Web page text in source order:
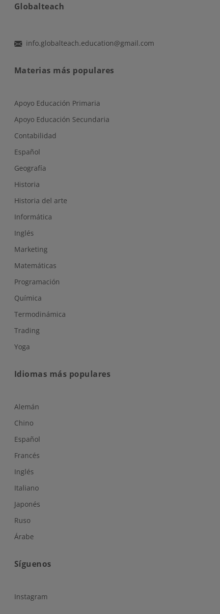
Globalteach
info.globalteach.education@gmail.com
Materias más populares
Apoyo Educación Primaria
Apoyo Educación Secundaria
Contabilidad
Español
Geografía
Historia
Historia del arte
Informática
Inglés
Marketing
Matemáticas
Programación
Química
Termodinámica
Trading
Yoga
Idiomas más populares
Alemán
Chino
Español
Francés
Inglés
Italiano
Japonés
Ruso
Árabe
Síguenos
Instagram